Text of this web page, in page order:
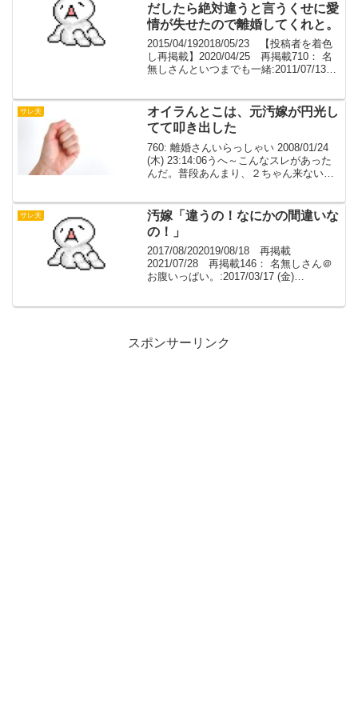
だしたら絶対違うと言うくせに愛
情が失せたので離婚してくれと。
2015/04/192018/05/23 【投稿者を着色
し再掲載】2020/04/25 再掲載710： 名
無しさんといつまでも一緒:2011/07/13
サレ夫
オイラんとこは、元汚嫁が円光し
てて叩き出した
760: 離婚さんいらっしゃい 2008/01/24
(木) 23:14:06うへ～こんなスレがあった
んだ。普段あんまり、２ちゃん来ないか
ぁオイラんとこは元汚嫁が、...
サレ夫
汚嫁「違うの！なにかの間違いな
の！」
2017/08/202019/08/18 再掲載
2021/07/28 再掲載146： 名無しさん＠
お腹いっぱい。:2017/03/17 (金)
スポンサーリンク